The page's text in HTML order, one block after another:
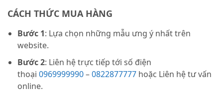
CÁCH THỨC MUA HÀNG
Bước 1: Lựa chọn những mẫu ưng ý nhất trên
website.
Bước 2: Liên hệ trực tiếp tới số điện
thoại 0969999990–0822877777 hoặc Liên hệ tư vấn
online.